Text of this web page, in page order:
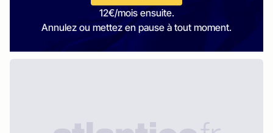
12€/mois ensuite.
Annulez ou mettez en pause à tout moment.